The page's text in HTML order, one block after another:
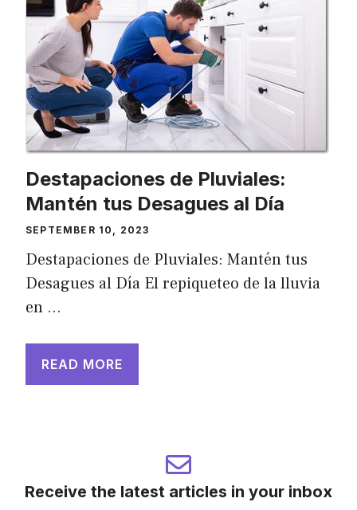
Destapaciones de Pluviales:
Mantén tus Desagues al Día
SEPTEMBER 10, 2023
Destapaciones de Pluviales: Mantén tus
Desagues al Día El repiqueteo de la lluvia
en …
READ MORE
Receive the latest articles in your inbox